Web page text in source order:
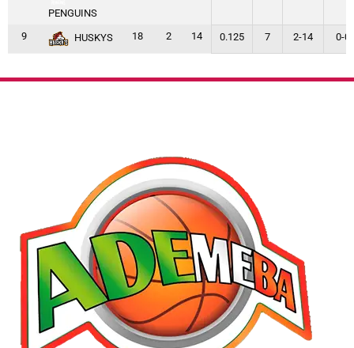
PENGUINS
9 HUSKYS 18 2 14 0.125 7 2-14 0-0